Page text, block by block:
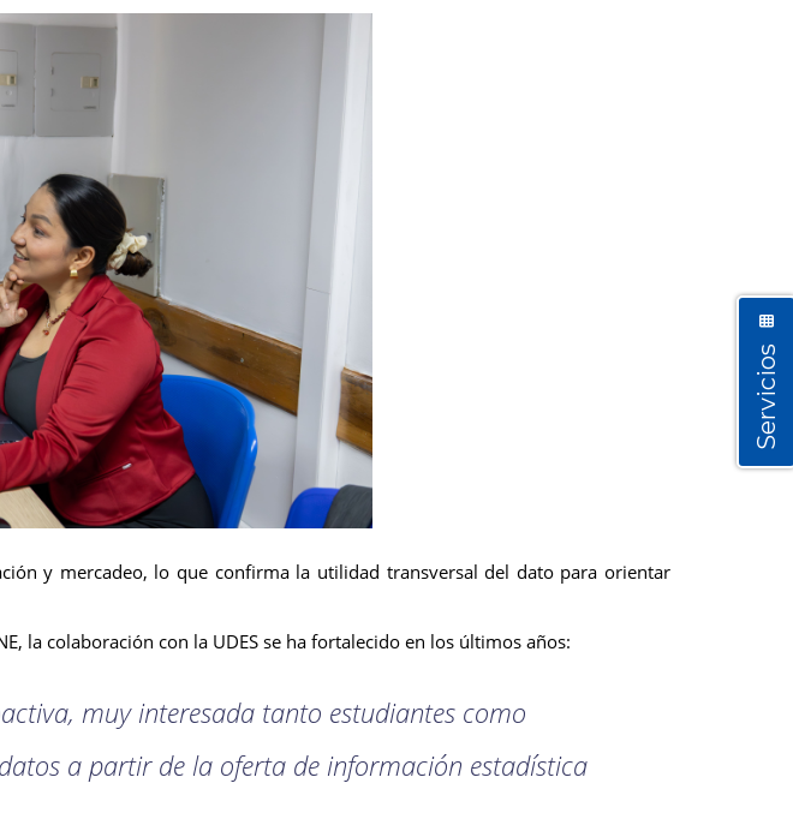
y mercadeo, lo que confirma la utilidad transversal del dato para orientar
la colaboración con la UDES se ha fortalecido en los últimos años:
muy interesada tanto estudiantes como
a partir de la oferta de información estadística
Servicios